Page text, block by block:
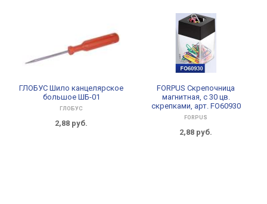
ГЛОБУС Шило канцелярское
большое ШБ-01
ГЛОБУС
2,88 руб.
FORPUS Скрепочница
магнитная, c 30 цв.
скрепками, арт. FO60930
FORPUS
2,88 руб.